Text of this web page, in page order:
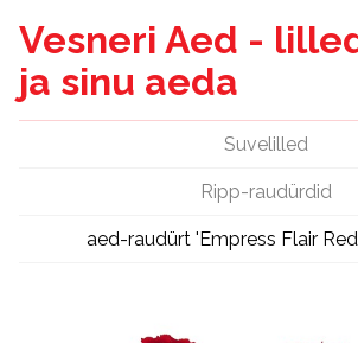
Vesneri Aed -
ja sinu aeda
Suvelilled
Ripp-raudürdid
aed-raudürt 'Empress Flair